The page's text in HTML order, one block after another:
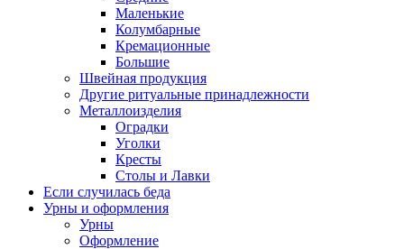
Маленькие
Колумбарные
Кремационные
Большие
Швейная продукция
Другие ритуальные принадлежности
Металлоизделия
Оградки
Уголки
Кресты
Столы и Лавки
Если случилась беда
Урны и оформления
Урны
Оформление